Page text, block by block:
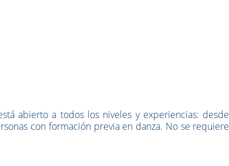
abierto a todos los niveles y experiencias: desde
con formación previa en danza. No se requiere